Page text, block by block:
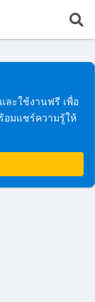
ะใช้งานฟรี เพื่อ
อมแชร์ความรู้ให้